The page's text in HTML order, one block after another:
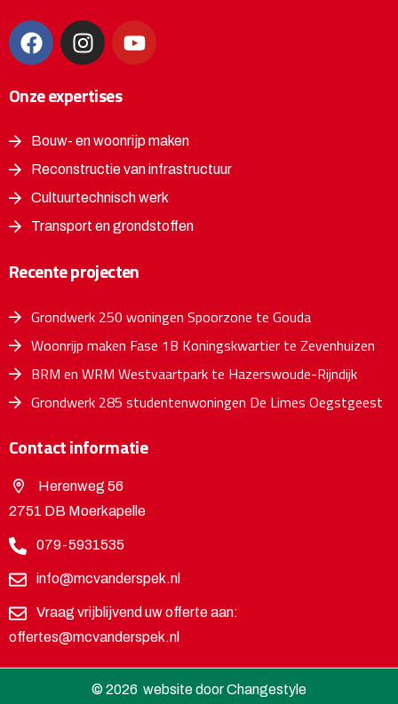
Onze expertises
Bouw- en woonrijp maken
Reconstructie van infrastructuur
Cultuurtechnisch werk
Transport en grondstoffen
Recente projecten
Grondwerk 250 woningen Spoorzone te Gouda
Woonrijp maken Fase 1B Koningskwartier te Zevenhuizen
BRM en WRM Westvaartpark te Hazerswoude-Rijndijk
Grondwerk 285 studentenwoningen De Limes Oegstgeest
Contact informatie
Herenweg 56
2751 DB Moerkapelle
079-5931535
info@mcvanderspek.nl
Vraag vrijblijvend uw offerte aan:
offertes@mcvanderspek.nl
© 2026 website doorChangestyle